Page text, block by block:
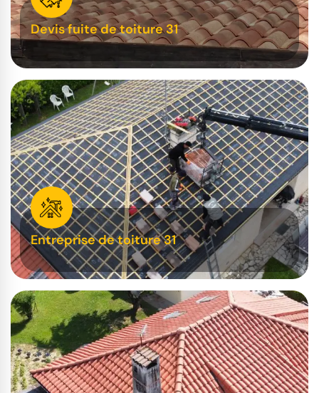
Devis fuite de toiture 31
Entreprise de toiture 31